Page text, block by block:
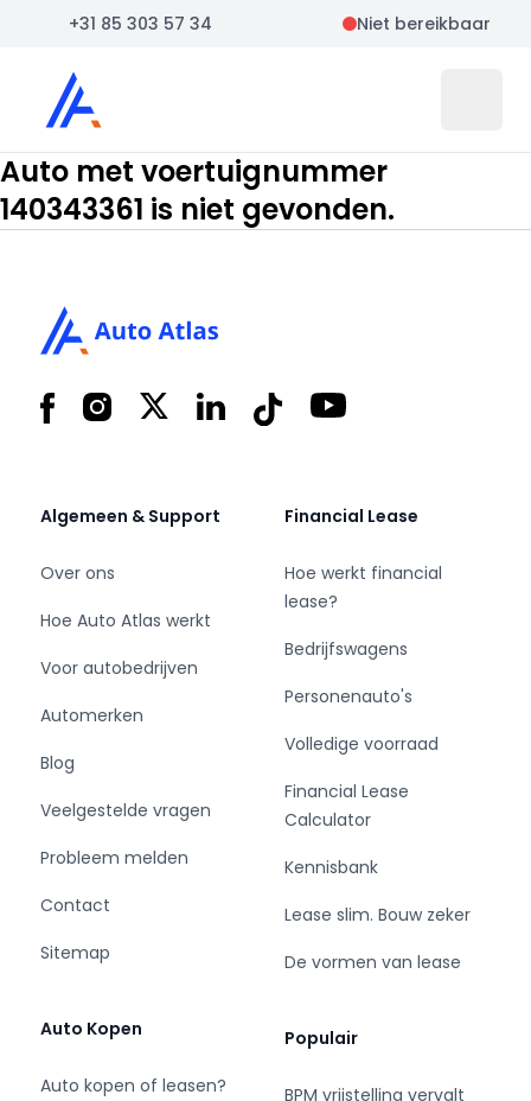
+31 85 303 57 34 Niet bereikbaar
Auto Atlas
Auto met voertuignummer
140343361 is niet gevonden.
FacebookInstagram
X LinkedInTiktok YouTube
Algemeen & Support
Over ons
Hoe Auto Atlas werkt
Voor autobedrijven
Automerken
Blog
Veelgestelde vragen
Probleem melden
Contact
Sitemap
Auto Kopen
Auto kopen of leasen?
Financial Lease
Hoe werkt financial
lease?
Bedrijfswagens
Personenauto's
Volledige voorraad
Financial Lease
Calculator
Kennisbank
Lease slim. Bouw zeker
De vormen van lease
Populair
BPM vrijstelling vervalt